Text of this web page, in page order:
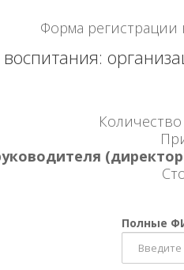
Форма регистрации
Количество
Полные